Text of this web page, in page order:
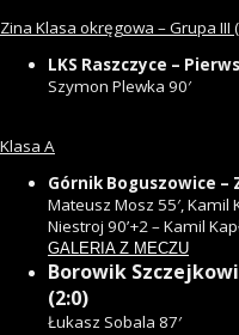
Zina Klasa okręgowa – Grupa III
LKS Raszczyce –
Szymon Plewka 90′
Klasa A
Górnik Boguszowice –
Mateusz Mosz 55′, Kamil
Niestroj 90’+2 – Kamil
GALERIA Z MECZU
Borowik
(2:0)
Łukasz Sobala 87′